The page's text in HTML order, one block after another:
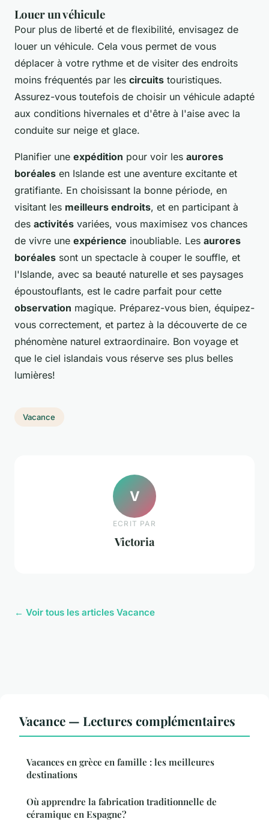
Louer un véhicule
Pour plus de liberté et de flexibilité, envisagez de
louer un véhicule. Cela vous permet de vous
déplacer à votre rythme et de visiter des endroits
moins fréquentés par les circuits touristiques.
Assurez-vous toutefois de choisir un véhicule adapté
aux conditions hivernales et d'être à l'aise avec la
conduite sur neige et glace.
Planifier une expédition pour voir les aurores
boréales en Islande est une aventure excitante et
gratifiante. En choisissant la bonne période, en
visitant les meilleurs endroits, et en participant à
des activités variées, vous maximisez vos chances
de vivre une expérience inoubliable. Les aurores
boréales sont un spectacle à couper le souffle, et
l'Islande, avec sa beauté naturelle et ses paysages
époustouflants, est le cadre parfait pour cette
observation magique. Préparez-vous bien, équipez-
vous correctement, et partez à la découverte de ce
phénomène naturel extraordinaire. Bon voyage et
que le ciel islandais vous réserve ses plus belles
lumières!
Vacance
V
ECRIT PAR
Victoria
← Voir tous les articles Vacance
Vacance — Lectures complémentaires
Vacances en grèce en famille : les meilleures
destinations
Où apprendre la fabrication traditionnelle de
céramique en Espagne?